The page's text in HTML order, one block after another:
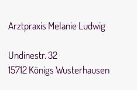
Arztpraxis Melanie Ludwig
Undinestr. 32
15712 Königs Wusterhausen